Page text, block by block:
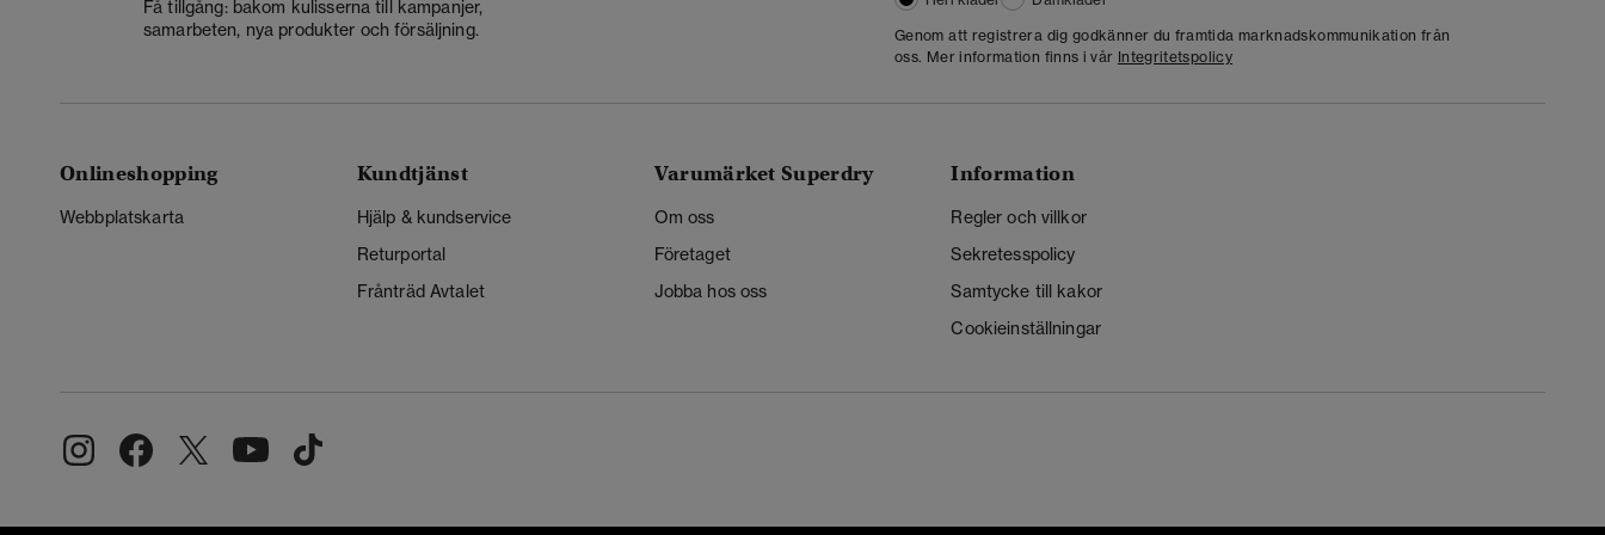
Få tillgång: bakom kulisserna till kampanjer,
samarbeten, nya produkter och försäljning.
Genom att registrera dig godkänner du framtida marknadskommunikation från
oss. Mer information finns i vår Integritetspolicy
Onlineshopping
Webbplatskarta
Kundtjänst
Hjälp & kundservice
Returportal
Frånträd Avtalet
Varumärket Superdry
Om oss
Företaget
Jobba hos oss
Information
Regler och villkor
Sekretesspolicy
Samtycke till kakor
Cookieinställningar